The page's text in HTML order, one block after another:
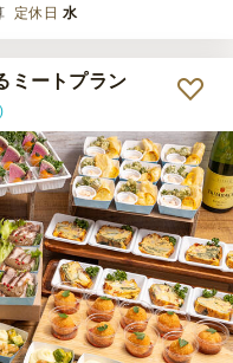
定休日 水
ミートプラン